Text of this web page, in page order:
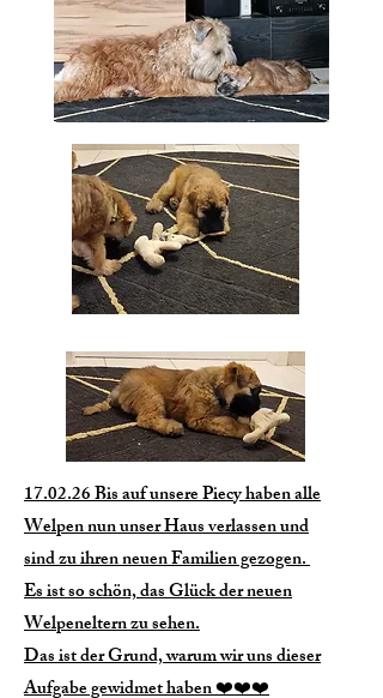
17.02.26 Bis auf unsere Piecy haben alle
Welpen nun unser Haus verlassen und
sind zu ihren neuen Familien gezogen.
Es ist so schön, das Glück der neuen
Welpeneltern zu sehen.
Das ist der Grund, warum wir uns dieser
Aufgabe gewidmet haben ❤️❤️❤️